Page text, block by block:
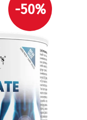
-50%